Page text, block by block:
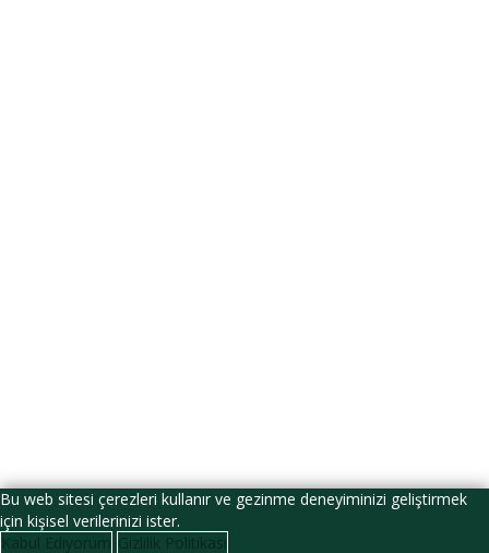
Parolamı Unuttum?
Bu web sitesi çerezleri kullanır ve gezinme deneyiminizi geliştirmek
için kişisel verilerinizi ister.
Kabul Ediyorum Gizlilik Politikası